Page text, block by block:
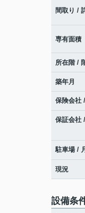
間取り /
専有面積
所在階 /
築年月
保険会社
保証会社
駐車場 /
現況
設備条